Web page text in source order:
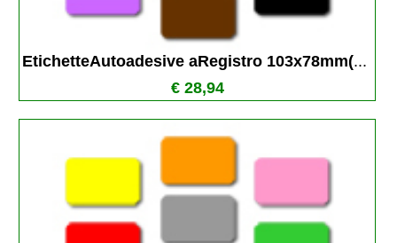
EtichetteAutoadesive aRegistro 103x78mm(...
€ 28,94